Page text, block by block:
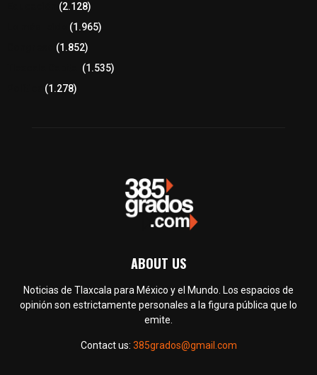
(2.128)
(1.965)
(1.852)
(1.535)
(1.278)
ABOUT US
Noticias de Tlaxcala para México y el Mundo. Los espacios de
opinión son estrictamente personales a la figura pública que lo
emite.
Contact us: 385grados@gmail.com